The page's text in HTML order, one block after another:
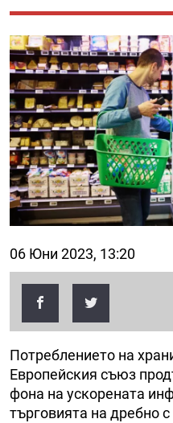
06 Юни 2023, 13:20
Потреблението на
Европейския съюз
фона на ускорената
търговията на дребно